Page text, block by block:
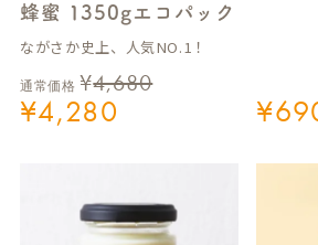
蜂蜜 1350gエコパック
ながさか史上、人気NO.1！
通常価格 ¥4,680
¥4,280 ¥